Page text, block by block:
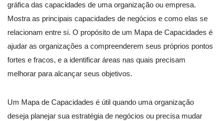
gráfica das capacidades de uma organização ou empresa.
Mostra as principais capacidades de negócios e como elas se
relacionam entre si. O propósito de um Mapa de Capacidades é
ajudar as organizações a compreenderem seus próprios pontos
fortes e fracos, e a identificar áreas nas quais precisam
melhorar para alcançar seus objetivos.
Um Mapa de Capacidades é útil quando uma organização
deseja planejar sua estratégia de negócios ou precisa mudar